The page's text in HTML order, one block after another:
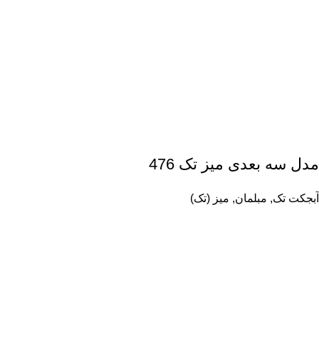
مدل سه بعدی میز تک 476
آبجکت تک, مبلمان, میز (تک)